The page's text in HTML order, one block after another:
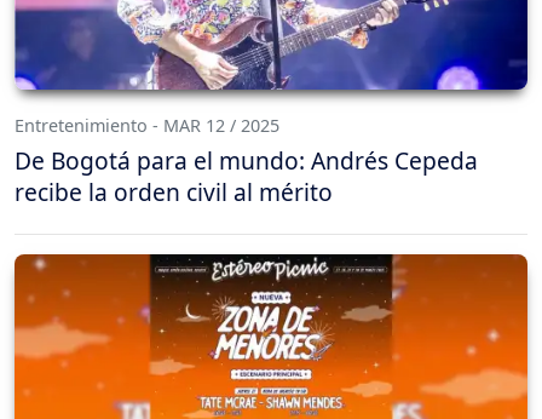
Entretenimiento - MAR 12 / 2025
De Bogotá para el mundo: Andrés Cepeda
recibe la orden civil al mérito